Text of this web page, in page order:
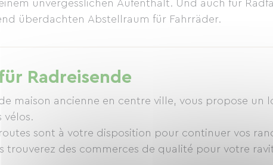
unvergesslichen Aufenthalt. Und auch für
überdachten Abstellraum für Fahrräder.
Radreisende
maison ancienne en centre ville, vous propose
vélos.
sont à votre disposition pour continuer vos